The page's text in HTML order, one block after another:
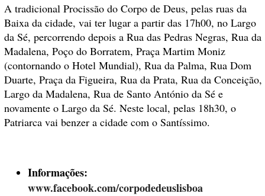
A tradicional Procissão do Corpo de Deus, pelas ruas da
Baixa da cidade, vai ter lugar a partir das 17h00, no Largo
da Sé, percorrendo depois a Rua das Pedras Negras, Rua da
Madalena, Poço do Borratem, Praça Martim Moniz
(contornando o Hotel Mundial), Rua da Palma, Rua Dom
Duarte, Praça da Figueira, Rua da Prata, Rua da Conceição,
Largo da Madalena, Rua de Santo António da Sé e
novamente o Largo da Sé. Neste local, pelas 18h30, o
Patriarca vai benzer a cidade com o Santíssimo.
Informações:
www.facebook.com/corpodedeuslisboa